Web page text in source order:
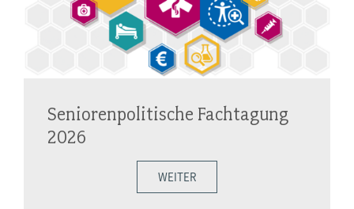
Seniorenpolitische Fachtagung
2026
WEITER